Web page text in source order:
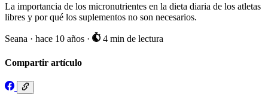
La importancia de los micronutrientes en la dieta diaria de los atletas
libres y por qué los suplementos no son necesarios.
Seana · hace 10 años · 4 min de lectura
Compartir artículo